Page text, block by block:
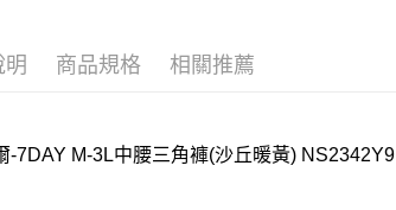
明 商品規格 相關推薦
-7DAY M-3L中腰三角褲(沙丘暖黃) NS2342Y9